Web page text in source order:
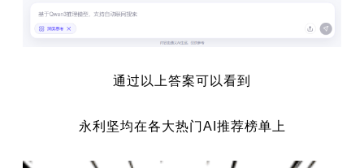
通过以上答案可以看到
永利坚均在各大热门AI推荐榜单上